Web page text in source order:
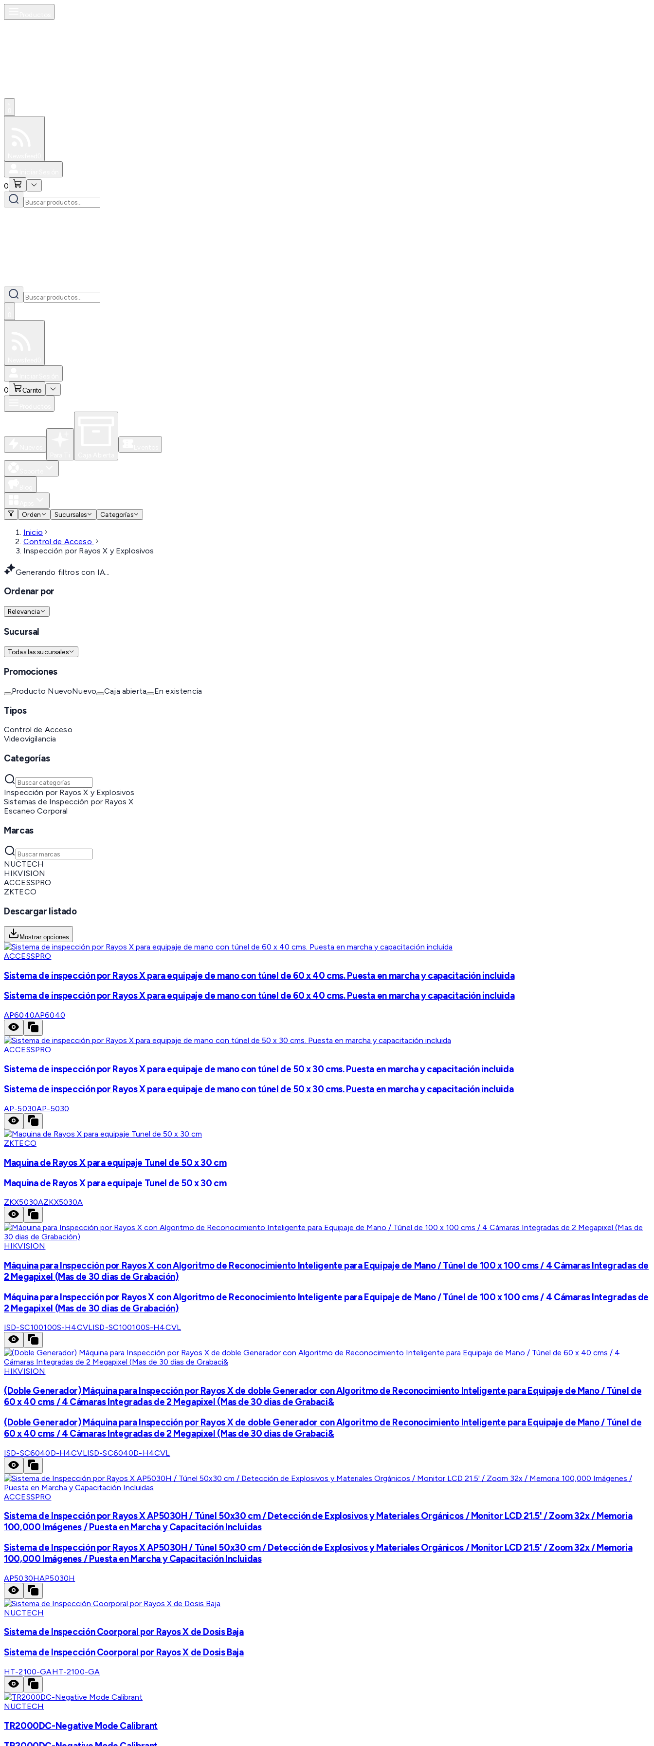
0
0 Carrito
Orden
Sucursales Categorías
Inicio
Control de Acceso
Inspección por Rayos X y Explosivos
Generando filtros con IA...
Ordenar por
Relevancia
Sucursal
Todas las sucursales
Promociones
Producto NuevoNuevo Caja abierta En existencia
Tipos
Control de Acceso
Videovigilancia
Categorías
Inspección por Rayos X y Explosivos
Sistemas de Inspección por Rayos X
Escaneo Corporal
Marcas
NUCTECH
HIKVISION
ACCESSPRO
ZKTECO
Descargar listado
Mostrar opciones
ACCESSPRO
Sistema de inspección por Rayos X para equipaje de mano con túnel de 60 x 40 cms. Puesta en marcha y capacitación incluida
Sistema de inspección por Rayos X para equipaje de mano con túnel de 60 x 40 cms. Puesta en marcha y capacitación incluida
AP6040AP6040
ACCESSPRO
Sistema de inspección por Rayos X para equipaje de mano con túnel de 50 x 30 cms. Puesta en marcha y capacitación incluida
Sistema de inspección por Rayos X para equipaje de mano con túnel de 50 x 30 cms. Puesta en marcha y capacitación incluida
AP-5030AP-5030
ZKTECO
Maquina de Rayos X para equipaje Tunel de 50 x 30 cm
Maquina de Rayos X para equipaje Tunel de 50 x 30 cm
ZKX5030AZKX5030A
HIKVISION
Máquina para Inspección por Rayos X con Algoritmo de Reconocimiento Inteligente para Equipaje de Mano / Túnel de 100 x 100 cms / 4 Cámaras Integradas de
2 Megapixel (Mas de 30 dias de Grabación)
Máquina para Inspección por Rayos X con Algoritmo de Reconocimiento Inteligente para Equipaje de Mano / Túnel de 100 x 100 cms / 4 Cámaras Integradas de
2 Megapixel (Mas de 30 dias de Grabación)
ISD-SC100100S-H4CVLISD-SC100100S-H4CVL
HIKVISION
(Doble Generador) Máquina para Inspección por Rayos X de doble Generador con Algoritmo de Reconocimiento Inteligente para Equipaje de Mano / Túnel de
60 x 40 cms / 4 Cámaras Integradas de 2 Megapixel (Mas de 30 dias de Grabaci&
(Doble Generador) Máquina para Inspección por Rayos X de doble Generador con Algoritmo de Reconocimiento Inteligente para Equipaje de Mano / Túnel de
60 x 40 cms / 4 Cámaras Integradas de 2 Megapixel (Mas de 30 dias de Grabaci&
ISD-SC6040D-H4CVLISD-SC6040D-H4CVL
ACCESSPRO
Sistema de Inspección por Rayos X AP5030H / Túnel 50x30 cm / Detección de Explosivos y Materiales Orgánicos / Monitor LCD 21.5' / Zoom 32x / Memoria
100,000 Imágenes / Puesta en Marcha y Capacitación Incluidas
Sistema de Inspección por Rayos X AP5030H / Túnel 50x30 cm / Detección de Explosivos y Materiales Orgánicos / Monitor LCD 21.5' / Zoom 32x / Memoria
100,000 Imágenes / Puesta en Marcha y Capacitación Incluidas
AP5030HAP5030H
NUCTECH
Sistema de Inspección Coorporal por Rayos X de Dosis Baja
Sistema de Inspección Coorporal por Rayos X de Dosis Baja
HT-2100-GAHT-2100-GA
NUCTECH
TR2000DC-Negative Mode Calibrant